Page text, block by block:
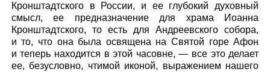
Кронштадтского в России, и ее глубокий духовный
смысл, ее предназначение для храма Иоанна
Кронштадтского, то есть для Андреевского собора,
и то, что она была освящена на Святой горе Афон
и теперь находится в этой часовне, — все это делает
ее, безусловно, чтимой иконой, выражением нашего